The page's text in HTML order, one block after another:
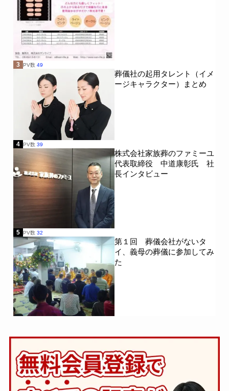
3 PV数 49
葬儀社の起用タレント（イメ
ージキャラクター）まとめ
4 PV数 39
株式会社家族葬のファミーユ
代表取締役 中道康彰氏 社
長インタビュー
5 PV数 32
第１回 葬儀会社がないタ
イ、義母の葬儀に参加してみ
た